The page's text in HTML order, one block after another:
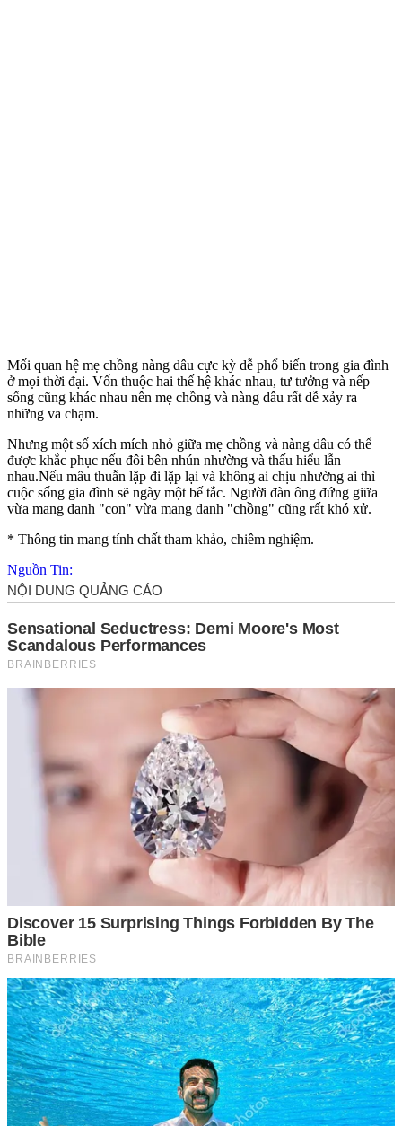
Mối quan hệ mẹ chồng nàng dâu cực kỳ dễ phổ biến trong gia đình
ở mọi thời đại. Vốn thuộc hai thế hệ khác nhau, tư tưởng và nếp
sống cũng khác nhau nên mẹ chồng và nàng dâu rất dễ xảy ra
những va chạm.
Nhưng một số xích mích nhỏ giữa mẹ chồng và nàng dâu có thể
được khắc phục nếu đôi bên nhún nhường và thấu hiểu lẫn
nhau.Nếu mâu thuẫn lặp đi lặp lại và không ai chịu nhường ai thì
cuộc sống gia đình sẽ ngày một bế tắc. Người đàn ông đứng giữa
vừa mang danh "con" vừa mang danh "chồng" cũng rất khó xử.
* Thông tin mang tính chất tham khảo, chiêm nghiệm.
Nguồn Tin: